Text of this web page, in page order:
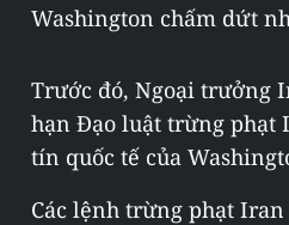
Washington chấm dứt
Trước đó, Ngoại trưởng
hạn Đạo luật trừng phạt
tín quốc tế của
Các lệnh trừng phạt